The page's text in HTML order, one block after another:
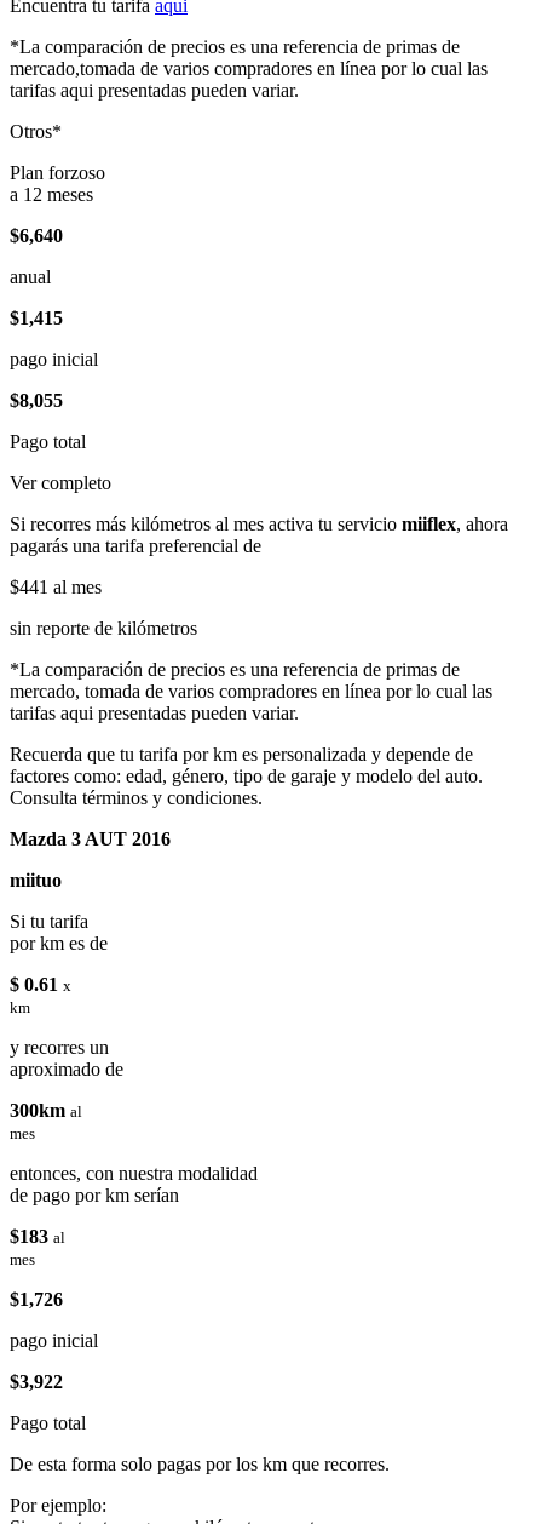
Encuentra tu tarifa aqui
*La comparación de precios es una referencia de primas de
mercado,tomada de varios compradores en línea por lo cual las
tarifas aqui presentadas pueden variar.
Otros*
Plan forzoso
a 12 meses
$6,640
anual
$1,415
pago inicial
$8,055
Pago total
Ver completo
Si recorres más kilómetros al mes activa tu servicio miiflex, ahora
pagarás una tarifa preferencial de
$441 al mes
sin reporte de kilómetros
*La comparación de precios es una referencia de primas de
mercado, tomada de varios compradores en línea por lo cual las
tarifas aqui presentadas pueden variar.
Recuerda que tu tarifa por km es personalizada y depende de
factores como: edad, género, tipo de garaje y modelo del auto.
Consulta términos y condiciones.
Mazda 3 AUT 2016
miituo
Si tu tarifa
por km es de
$ 0.61 x
km
y recorres un
aproximado de
300km al
mes
entonces, con nuestra modalidad
de pago por km serían
$183 al
mes
$1,726
pago inicial
$3,922
Pago total
De esta forma solo pagas por los km que recorres.
Por ejemplo: